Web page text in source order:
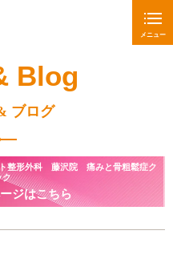
メニュー
Blog
ブログ
整形外科 藤沢院 痛みと骨粗鬆症ク
ク
ジはこちら